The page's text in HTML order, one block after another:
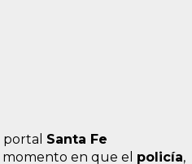
Santa Fe
en que el policía,